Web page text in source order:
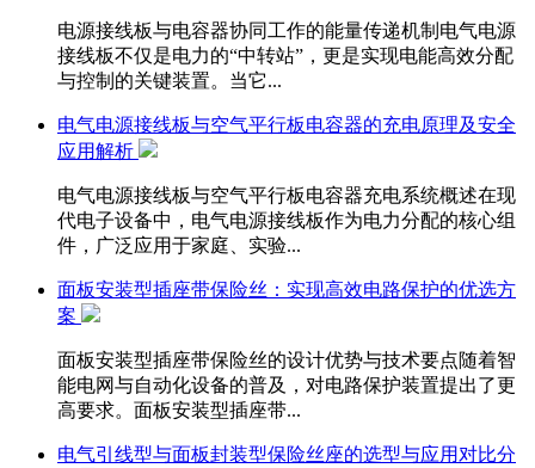
电源接线板与电容器协同工作的能量传递机制电气电源
接线板不仅是电力的“中转站”，更是实现电能高效分配
与控制的关键装置。当它...
电气电源接线板与空气平行板电容器的充电原理及安全
应用解析
电气电源接线板与空气平行板电容器充电系统概述在现
代电子设备中，电气电源接线板作为电力分配的核心组
件，广泛应用于家庭、实验...
面板安装型插座带保险丝：实现高效电路保护的优选方
案
面板安装型插座带保险丝的设计优势与技术要点随着智
能电网与自动化设备的普及，对电路保护装置提出了更
高要求。面板安装型插座带...
电气引线型与面板封装型保险丝座的选型与应用对比分